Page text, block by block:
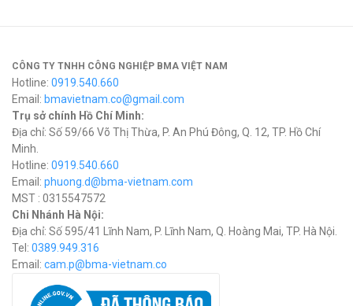
CÔNG TY TNHH CÔNG NGHIỆP BMA VIỆT NAM
Hotline: 0919.540.660
Email: bmavietnam.co@gmail.com
Trụ sở chính Hồ Chí Minh:
Địa chỉ: Số 59/66 Võ Thị Thừa, P. An Phú Đông, Q. 12, TP. Hồ Chí
Minh.
Hotline: 0919.540.660
Email: phuong.d@bma-vietnam.com
MST : 0315547572
Chi Nhánh Hà Nội:
Địa chỉ: Số 595/41 Lĩnh Nam, P. Lĩnh Nam, Q. Hoàng Mai, TP. Hà Nội.
Tel: 0389.949.316
Email: cam.p@bma-vietnam.co